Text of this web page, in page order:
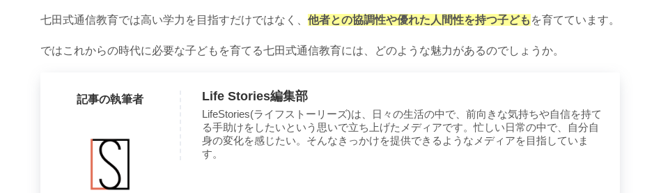
七田式通信教育では高い学力を目指すだけではなく、 他者との協調性や優れた人間性を持つ子ども を育てています。
ではこれからの時代に必要な子どもを育てる七田式通信教育には、どのような魅力があるのでしょうか。
記事の執筆者 Life Stories編集部
LifeStories(ライフストーリーズ)は、日々の生活の中で、前向きな気持ちや自信を持て
る手助けをしたいという思いで立ち上げたメディアです。忙しい日常の中で、自分自
身の変化を感じたい。そんなきっかけを提供できるようなメディアを目指していま
す。